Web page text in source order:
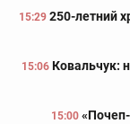
15:29 250-летний
15:06 Ковальчук:
15:00